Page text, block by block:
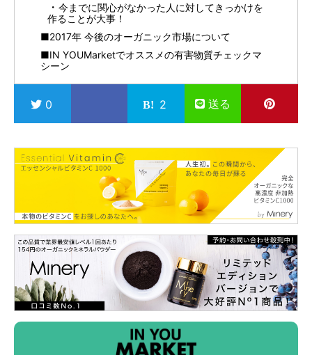
今までに関心がなかった人に対してきっかけを
作ることが大事！
■2017年 今後のオーガニック市場について
■IN YOUMarketでオススメの有害物質チェックマ
シーン
0 2 送る